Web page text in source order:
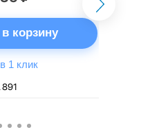
корзину
1 клик
891